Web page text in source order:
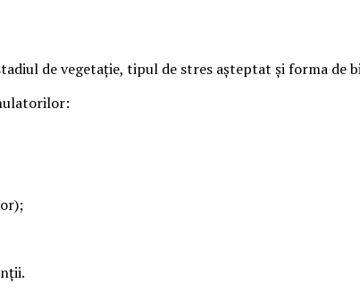
de vegetație, tipul de stres așteptat și forma de